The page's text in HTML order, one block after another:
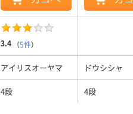
3.4 （5件）
アイリスオーヤマ ドウシシャ
4段 4段